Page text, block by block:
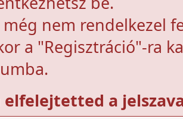
még nem rendelkezel
a "Regisztráció"-ra
elfelejtetted a